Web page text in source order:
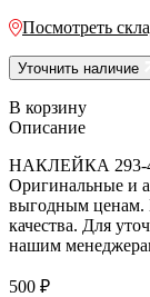
Посмотреть
Уточнить наличие
В корзину
Описание
НАКЛЕЙКА 293-
Оригинальные и
выгодным ценам.
качества. Для
нашим
500 ₽